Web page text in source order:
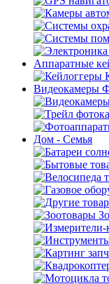
Аппаратные
Видеокамеры
Дом - Семья